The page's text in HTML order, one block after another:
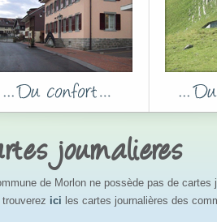
journalieres
de Morlon ne possède pas de cartes
ici les cartes journalières des